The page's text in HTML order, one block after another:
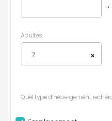
→
Adultes
×
2
Quel type d’hébergement